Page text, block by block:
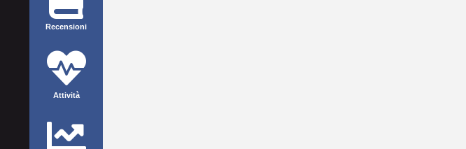
Recensioni
Attività